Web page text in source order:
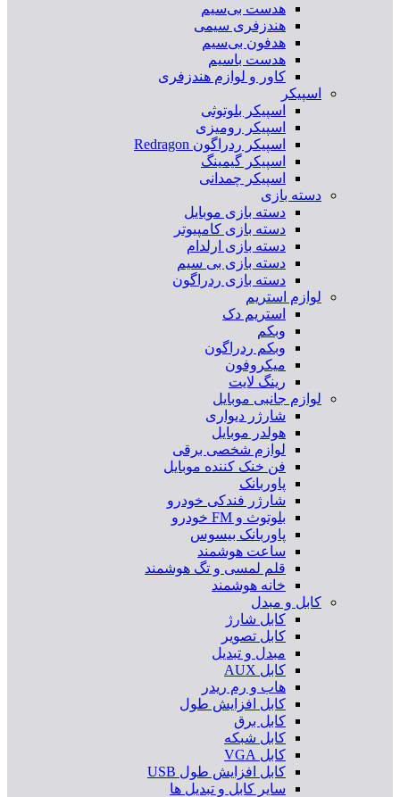
هدست بی‌سیم
هندزفری سیمی
هدفون بی‌سیم
هدست باسیم
کاور و لوازم هندزفری
اسپیکر
اسپیکر بلوتوثی
اسپیکر رومیزی
اسپیکر ردراگون Redragon
اسپیکر گیمینگ
اسپیکر چمدانی
دسته بازی
دسته بازی موبایل
دسته بازی کامپیوتر
دسته بازی ارلدام
دسته بازی بی سیم
دسته بازی ردراگون
لوازم استریم
استریم دک
وبکم
وبکم ردراگون
میکروفون
رینگ لایت
لوازم جانبی موبایل
شارژر دیواری
هولدر موبایل
لوازم شخصی برقی
فن خنک کننده موبایل
پاوربانک
شارژر فندکی خودرو
بلوتوث و FM خودرو
پاوربانک بیسوس
ساعت هوشمند
قلم لمسی و تگ هوشمند
خانه هوشمند
کابل و مبدل
کابل شارژ
کابل تصویر
مبدل و تبدیل
کابل AUX
هاب و رم ریدر
کابل افزایش طول
کابل برق
کابل شبکه
کابل VGA
کابل افزایش طول USB
سایر کابل و تبدیل ها